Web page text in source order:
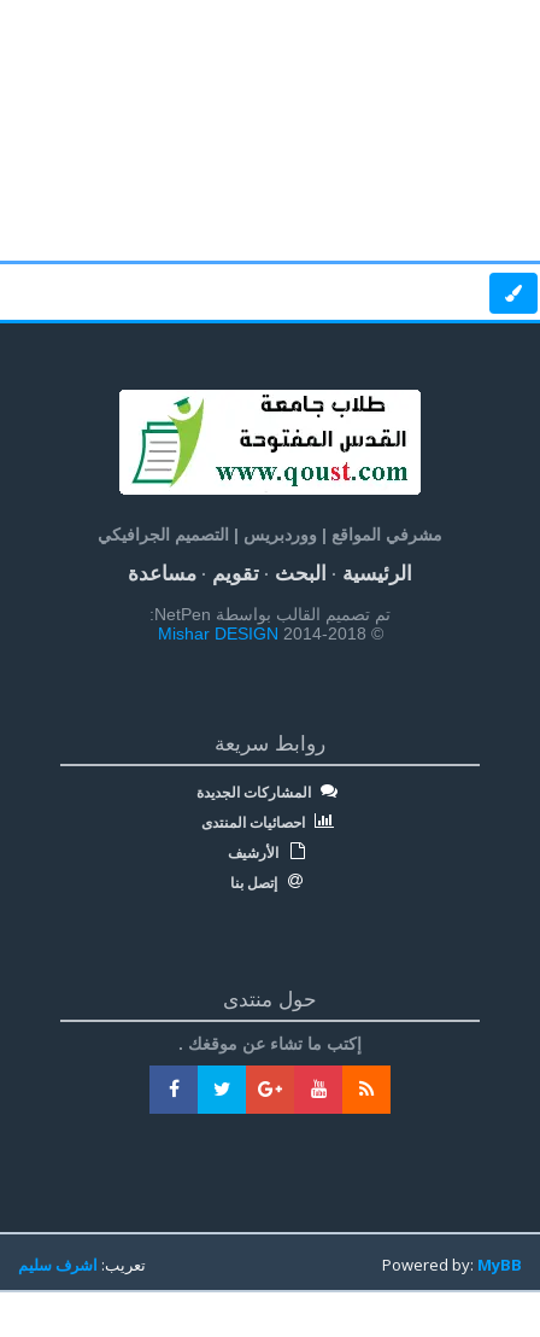
مشرفي المواقع | ووردبريس | التصميم الجرافيكي
الرئيسية· البحث· تقويم· مساعدة
تم تصميم القالب بواسطة NetPen:
© 2014-2018
Mishar DESIGN
روابط سريعة
المشاركات الجديدة
احصائيات المنتدى
الأرشيف
إتصل بنا
حول منتدى
إكتب ما تشاء عن موقغك .
تعريب:اشرف سليم Powered by:MyBB